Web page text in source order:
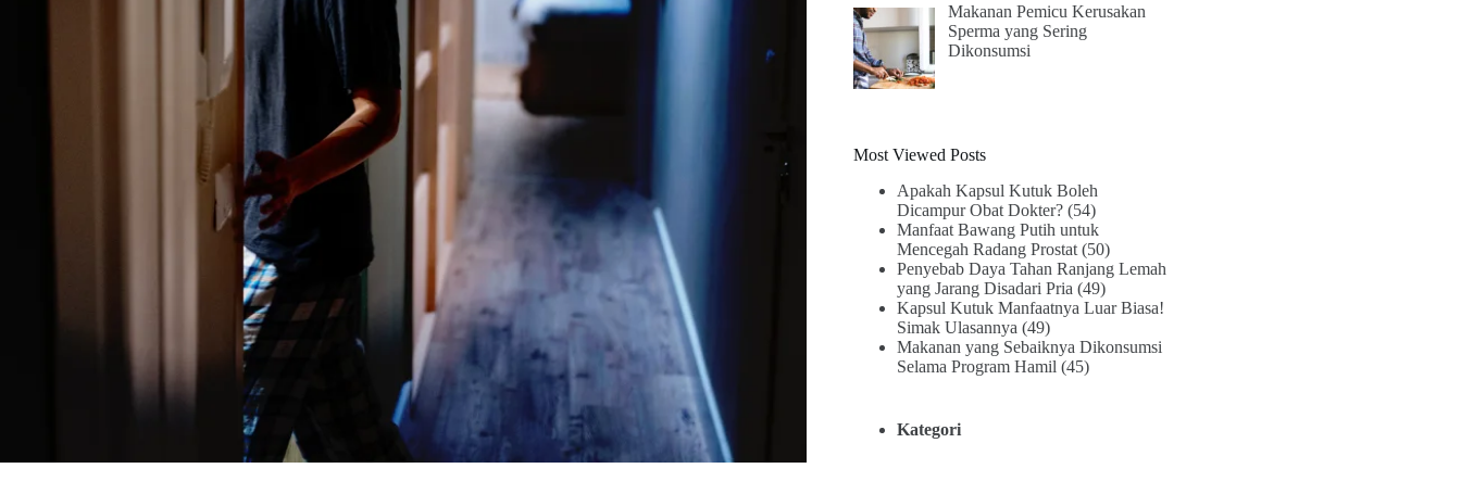
Makanan Pemicu Kerusakan
Sperma yang Sering
Dikonsumsi
Most Viewed Posts
Apakah Kapsul Kutuk Boleh
Dicampur Obat Dokter? (54)
Manfaat Bawang Putih untuk
Mencegah Radang Prostat (50)
Penyebab Daya Tahan Ranjang Lemah
yang Jarang Disadari Pria (49)
Kapsul Kutuk Manfaatnya Luar Biasa!
Simak Ulasannya (49)
Makanan yang Sebaiknya Dikonsumsi
Selama Program Hamil (45)
Kategori